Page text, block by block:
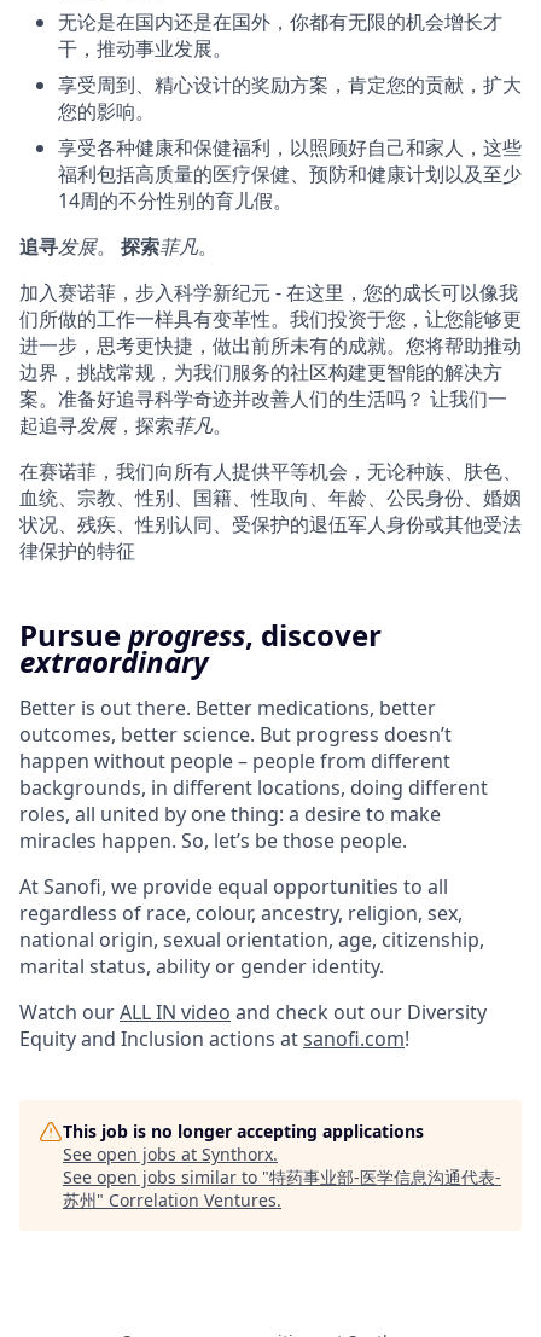
无论是在国内还是在国外，你都有无限的机会增长才
干，推动事业发展。
享受周到、精心设计的奖励方案，肯定您的贡献，扩大
您的影响。
享受各种健康和保健福利，以照顾好自己和家人，这些
福利包括高质量的医疗保健、预防和健康计划以及至少
14周的不分性别的育儿假。
追寻发展。 探索菲凡。
加入赛诺菲，步入科学新纪元 - 在这里，您的成长可以像我
们所做的工作一样具有变革性。我们投资于您，让您能够更
进一步，思考更快捷，做出前所未有的成就。您将帮助推动
边界，挑战常规，为我们服务的社区构建更智能的解决方
案。准备好追寻科学奇迹并改善人们的生活吗？ 让我们一
起追寻发展，探索菲凡。
在赛诺菲，我们向所有人提供平等机会，无论种族、肤色、
血统、宗教、性别、国籍、性取向、年龄、公民身份、婚姻
状况、残疾、性别认同、受保护的退伍军人身份或其他受法
律保护的特征
Pursueprogress, discover
extraordinary
Better is out there. Better medications, better
outcomes, better science. But progress doesn’t
happen without people – people from different
backgrounds, in different locations, doing different
roles, all united by one thing: a desire to make
miracles happen. So, let’s be those people.
At Sanofi, we provide equal opportunities to all
regardless of race, colour, ancestry, religion, sex,
national origin, sexual orientation, age, citizenship,
marital status, ability or gender identity.
Watch ourALL IN video and check out our Diversity
Equity and Inclusion actions atsanofi.com!
This job is no longer accepting applications
See open jobs at Synthorx.
See open jobs similar to "特药事业部-医学信息沟通代表-
苏州" Correlation Ventures.